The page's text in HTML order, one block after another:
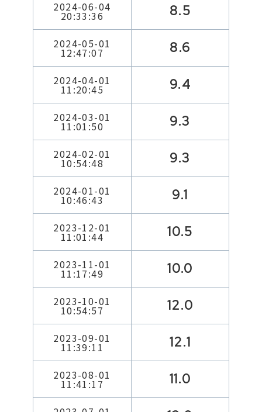
2024-06-04
20:33:36 8.5
2024-05-01
12:47:07 8.6
2024-04-01
11:20:45 9.4
2024-03-01
11:01:50 9.3
2024-02-01
10:54:48 9.3
2024-01-01
10:46:43 9.1
2023-12-01
11:01:44 10.5
2023-11-01
11:17:49 10.0
2023-10-01
10:54:57 12.0
2023-09-01
11:39:11 12.1
2023-08-01
11:41:17 11.0